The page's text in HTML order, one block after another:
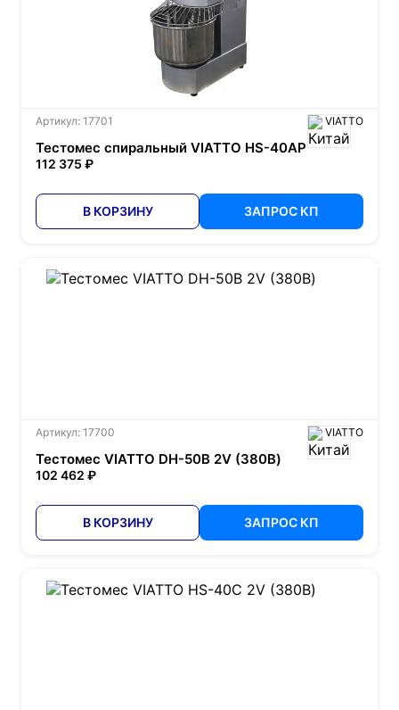
Артикул: 17701 VIATTO
Тестомес спиральный VIATTO HS-40AP
112 375 ₽
В КОРЗИНУ ЗАПРОС КП
Артикул: 17700 VIATTO
Тестомес VIATTO DH-50B 2V (380В)
102 462 ₽
В КОРЗИНУ ЗАПРОС КП